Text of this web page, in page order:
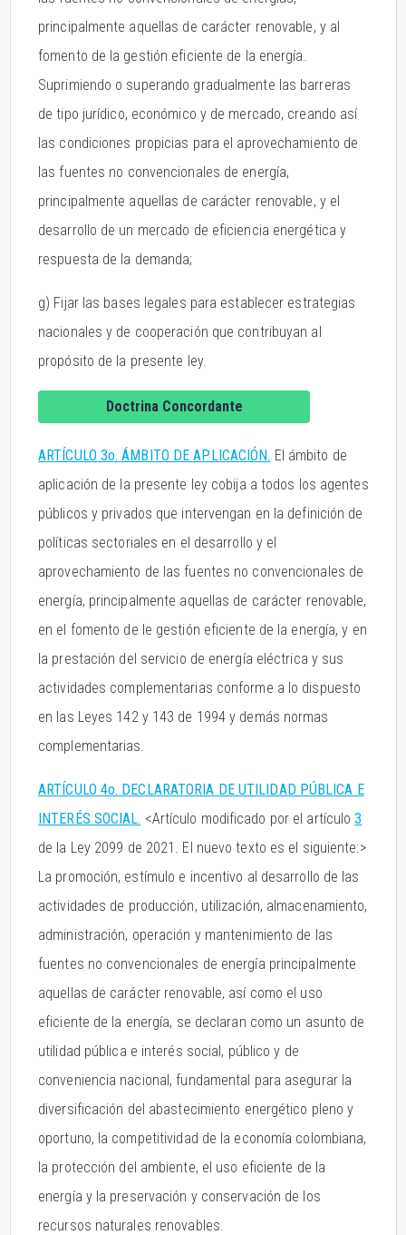
principalmente aquellas de carácter renovable, y al
fomento de la gestión eficiente de la energía.
Suprimiendo o superando gradualmente las barreras
de tipo jurídico, económico y de mercado, creando así
las condiciones propicias para el aprovechamiento de
las fuentes no convencionales de energía,
principalmente aquellas de carácter renovable, y el
desarrollo de un mercado de eficiencia energética y
respuesta de la demanda;
g) Fijar las bases legales para establecer estrategias
nacionales y de cooperación que contribuyan al
propósito de la presente ley.
Doctrina Concordante
ARTÍCULO 3o. ÁMBITO DE APLICACIÓN. El ámbito de
aplicación de la presente ley cobija a todos los agentes
públicos y privados que intervengan en la definición de
políticas sectoriales en el desarrollo y el
aprovechamiento de las fuentes no convencionales de
energía, principalmente aquellas de carácter renovable,
en el fomento de le gestión eficiente de la energía, y en
la prestación del servicio de energía eléctrica y sus
actividades complementarias conforme a lo dispuesto
en las Leyes 142 y 143 de 1994 y demás normas
complementarias.
ARTÍCULO 4o. DECLARATORIA DE UTILIDAD PÚBLICA E
INTERÉS SOCIAL. <Artículo modificado por el artículo3
de la Ley 2099 de 2021. El nuevo texto es el siguiente:>
La promoción, estímulo e incentivo al desarrollo de las
actividades de producción, utilización, almacenamiento,
administración, operación y mantenimiento de las
fuentes no convencionales de energía principalmente
aquellas de carácter renovable, así como el uso
eficiente de la energía, se declaran como un asunto de
utilidad pública e interés social, público y de
conveniencia nacional, fundamental para asegurar la
diversificación del abastecimiento energético pleno y
oportuno, la competitividad de la economía colombiana,
la protección del ambiente, el uso eficiente de la
energía y la preservación y conservación de los
recursos naturales renovables.